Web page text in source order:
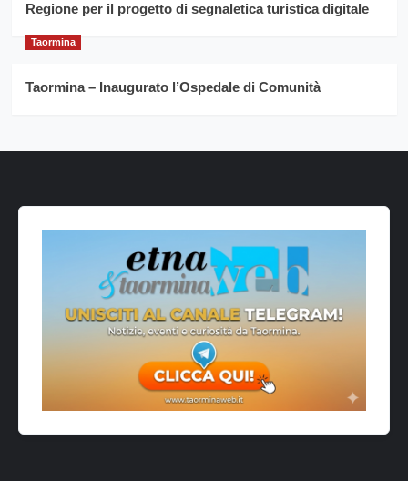
Regione per il progetto di segnaletica turistica digitale
Taormina
Taormina – Inaugurato l’Ospedale di Comunità